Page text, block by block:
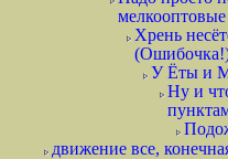
Хрень
У Ёты и
Ну и
движение все,